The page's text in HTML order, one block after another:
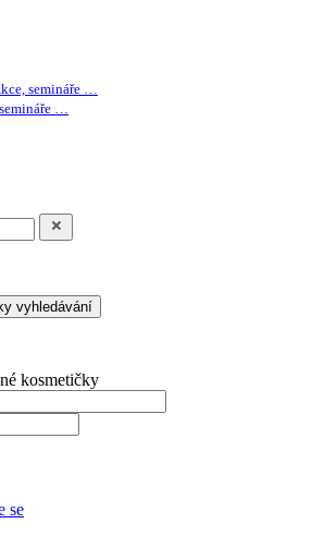
semináře …
…
vyhledávání
kosmetičky
se